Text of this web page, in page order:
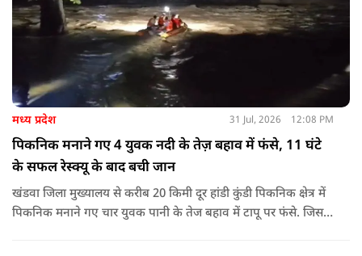
मध्य प्रदेश 31 Jul, 2026 12:08 PM
पिकनिक मनाने गए 4 युवक नदी के तेज़ बहाव में फंसे, 11 घंटे
के सफल रेस्क्यू के बाद बची जान
खंडवा जिला मुख्यालय से करीब 20 किमी दूर हांडी कुंडी पिकनिक क्षेत्र में
पिकनिक मनाने गए चार युवक पानी के तेज बहाव में टापू पर फंसे. जिसके